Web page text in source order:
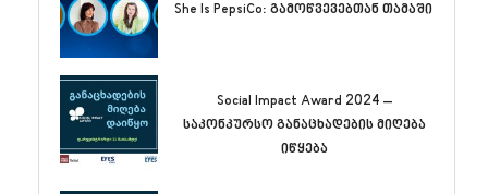
She Is PepsiCo: გამოწვევებთან თამაში
Social Impact Award 2024 –
საკონკურსო განაცხადების მიღება
იწყება